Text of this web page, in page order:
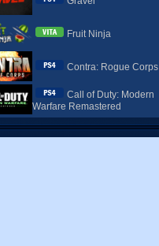
Fruit Ninja
Contra: Rogue Corps
Call of Duty: Modern
Warfare Remastered